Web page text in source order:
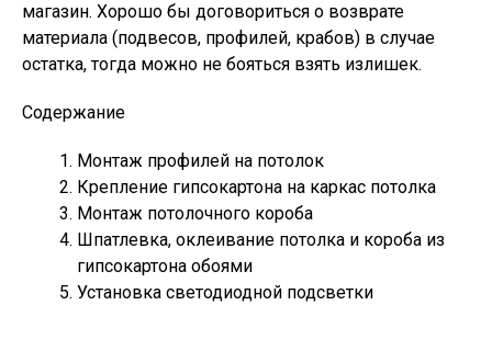
магазин. Хорошо бы договориться о возврате
материала (подвесов, профилей, крабов) в случае
остатка, тогда можно не бояться взять излишек.
Содержание
Монтаж профилей на потолок
Крепление гипсокартона на каркас потолка
Монтаж потолочного короба
Шпатлевка, оклеивание потолка и короба из
гипсокартона обоями
Установка светодиодной подсветки